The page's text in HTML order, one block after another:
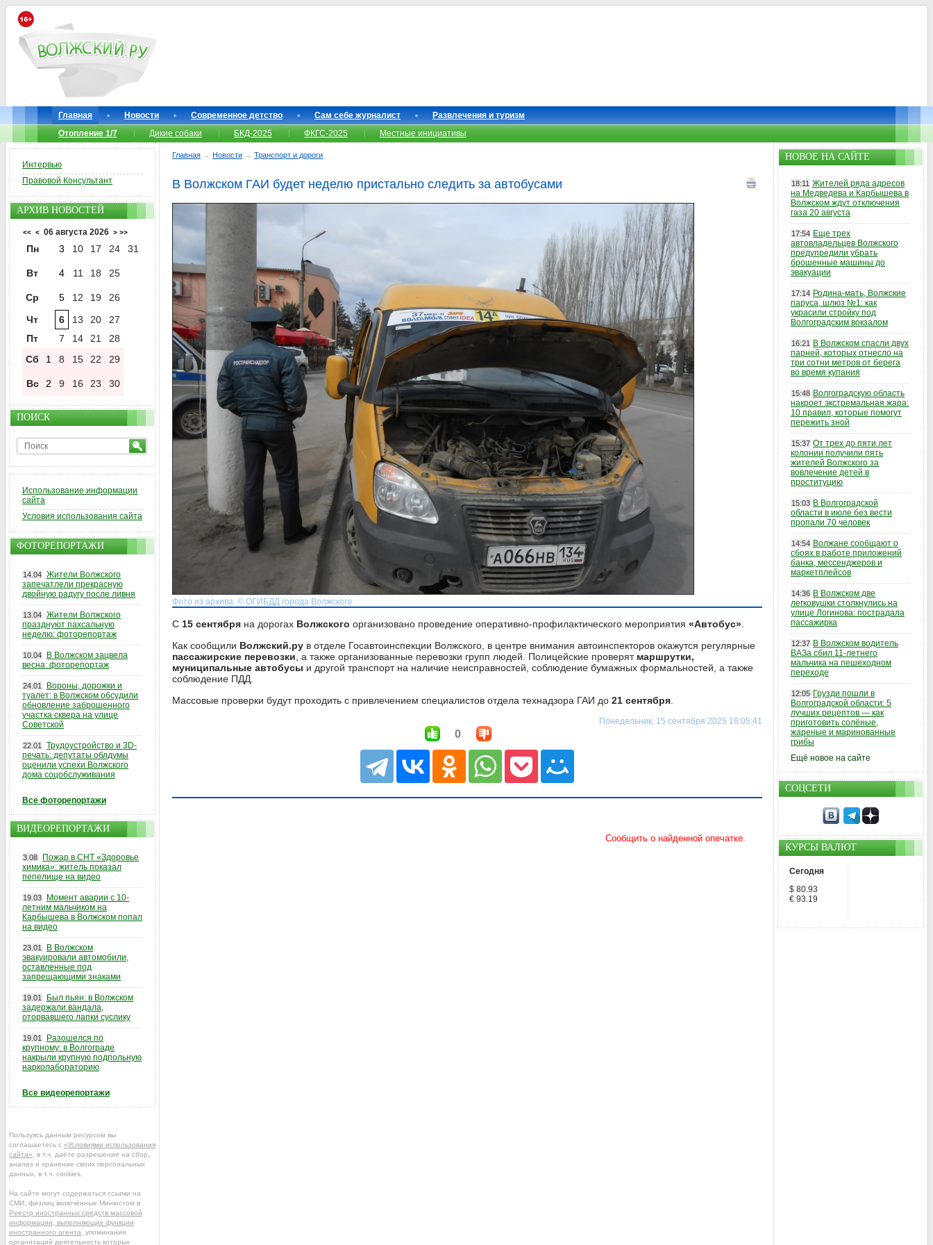
Главная Новости Современное детство Сам себе журналист
Развлечения и туризм
Отопление 1/7
Дикие собаки БКД-2025 ФКГС-2025 Местные инициативы
Главная → Новости → Транспорт и дороги
В Волжском ГАИ будет неделю пристально следить за автобусами
Фото из архива. © ОГИБДД города Волжского
С 15 сентября на дорогах Волжского организовано проведение оперативно-профилактического мероприятия «Автобус»
Как сообщили Волжский.ру в отделе Госавтоинспекции Волжского, в центре внимания автоинспекторов окажутся регулярные
пассажирские перевозки , а также организованные перевозки групп людей. Полицейские проверят маршрутки,
муниципальные автобусы и другой транспорт на наличие неисправностей, соблюдение бумажных формальностей, а также
соблюдение ПДД.
Массовые проверки будут проходить с привлечением специалистов отдела технадзора ГАИ до 21 сентября
Понедельник, 15 сентября 2025 16:05:41
0
Интервью
Правовой Консультант
АРХИВ НОВОСТЕЙ
<< < 06 августа 2026 > >>
Пн 3 10 17 24 31
Вт 4 11 18 25
Ср 5 12 19
26
Чт
6 13 20
27
Пт
7 14 21
28
Сб
1 8 15 22 29
Вс 2 9 16 23 30
ПОИСК
Использование информации
сайта
Условия использования сайта
ФОТОРЕПОРТАЖИ
14.04 Жители Волжского
запечатлели прекрасную
двойную радугу после ливня
13.04 Жители Волжского
празднуют пахсальную
неделю: фоторепортаж
10.04
В Волжском зацвела
весна: фоторепортаж
24.01
Вороны, дорожки и
туалет: в Волжском обсудили
обновление заброшенного
участка сквера на улице
Советской
22.01
Трудоустройство и 3D-
печать: депутаты облдумы
оценили успехи Волжского
дома соцобслуживания
Все фоторепортажи
ВИДЕОРЕПОРТАЖИ
3.08
Пожар в СНТ «Здоровье
химика»: житель показал
пепелище на видео
19.03
Момент аварии с 10-
летним мальчиком на
Карбышева в Волжском попал
на видео
23.01
В Волжском
эвакуировали автомобили,
оставленные под
запрещающими знаками
19.01
Был пьян: в Волжском
задержали вандала,
оторвавшего лапки суслику
19.01
Разошелся по
крупному: в Волгограде
накрыли крупную подпольную
нарколабораторию
Все видеорепортажи
Пользуясь данным ресурсом вы
соглашаетесь с «Условиями использования
сайта» , в т.ч. даёте разрешение на сбор,
анализ и хранение своих персональных
данных, в т.ч. cookies.
На сайте могут содержаться ссылки на
СМИ, физлиц включённые Минюстом в
Реестр иностранных средств массовой
информации, выполняющих функции
иностранного агента , упоминания
организаций деятельность которых
НОВОЕ НА САЙТЕ
18:11 Жителей ряда адресов
на Медведева и Карбышева в
Волжском ждут отключения
газа 20 августа
17:54 Еще трех
автовладельцев Волжского
предупредили убрать
брошенные машины до
эвакуации
17:14 Родина-мать, Волжские
паруса, шлюз №1: как
украсили стройку под
Волгоградским вокзалом
16:21
В Волжском спасли двух
парней, которых отнесло на
три сотни метров от берега
во время купания
15:48 Волгоградскую область
накроет экстремальная жара:
10 правил, которые помогут
пережить зной
15:37 От трех до пяти лет
колонии получили пять
жителей Волжского за
вовлечение детей в
проституцию
15:03 В Волгоградской
области в июле без вести
пропали 70 человек
14:54 Волжане сообщают о
сбоях в работе приложений
банка, мессенджеров и
маркетплейсов
14:36 В Волжском две
легковушки столкнулись на
улице Логинова: пострадала
пассажирка
12:37 В Волжском водитель
ВАЗа сбил 11-летнего
мальчика на пешеходном
переходе
12:05 Грузди пошли в
Волгоградской области: 5
лучших рецептов — как
приготовить солёные,
жареные и маринованные
грибы
Ещё новое на сайте
СОЦСЕТИ
КУРСЫ ВАЛЮТ
Сегодня
$ 80.93
€ 93.19